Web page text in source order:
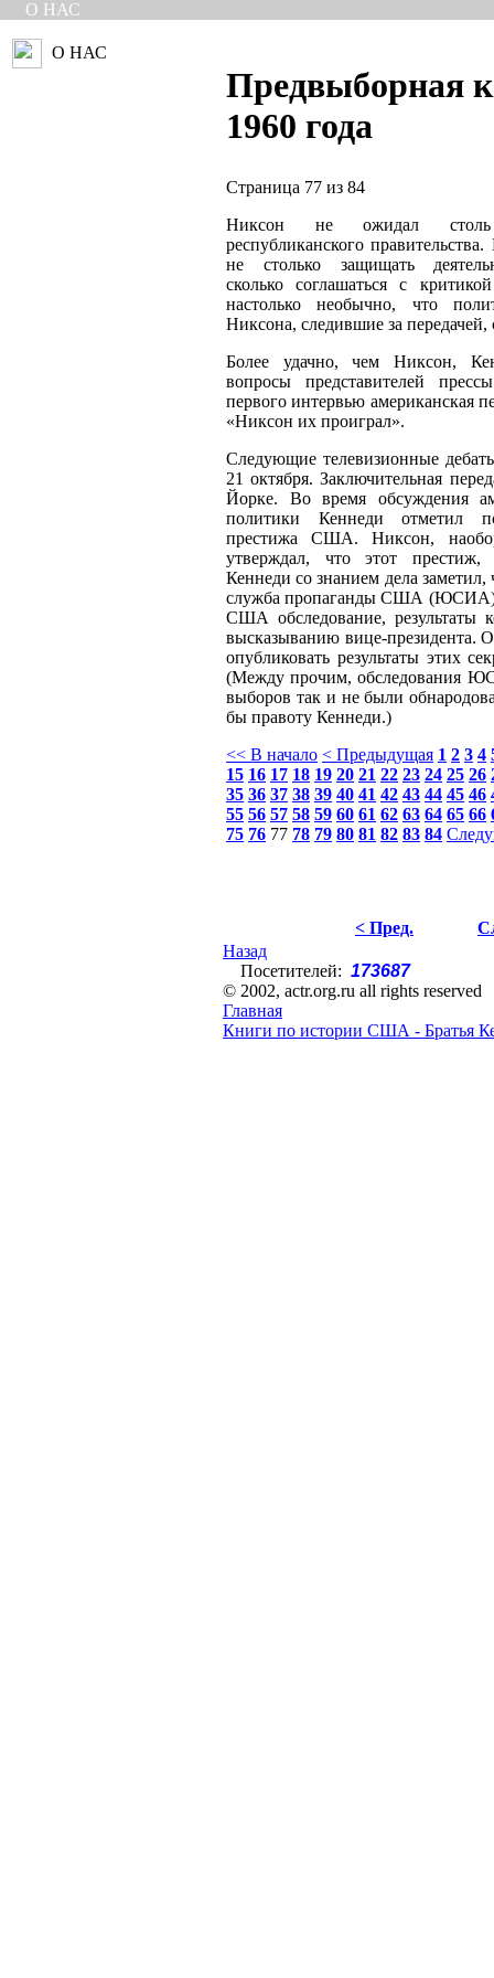
О НАС
О НАС
Предвыборная
1960 года
Страница 77 из 84
Никсон не ожидал столь
республиканского
не столько защищать
сколько соглашаться с
настолько необычно, что
Никсона, следившие за передачей,
Более удачно, чем Никсон,
вопросы представителей
первого интервью американская
«Никсон их проиграл».
Следующие телевизионные
21 октября. Заключительная
Йорке. Во время обсуждения
политики Кеннеди отметил
престижа США. Никсон,
утверждал, что этот престиж,
Кеннеди со знанием дела заметил,
служба пропаганды США (ЮСИА)
США обследование, результаты
высказыванию вице-президента.
опубликовать результаты этих
(Между прочим, обследования
выборов так и не были
бы правоту Кеннеди.)
<< В начало < Предыдущая 1 2 3 4
15 16 17 18 19 20 21 22 23 24 25 26
35 36 37 38 39 40 41 42 43 44 45 46
55 56 57 58 59 60 61 62 63 64 65 66
75 76 77 78 79 80 81 82 83 84
< Пред.
Назад
Посетителей: 173687
© 2002, actr.org.ru all rights reserved
Главная
Книги по истории США - Братья